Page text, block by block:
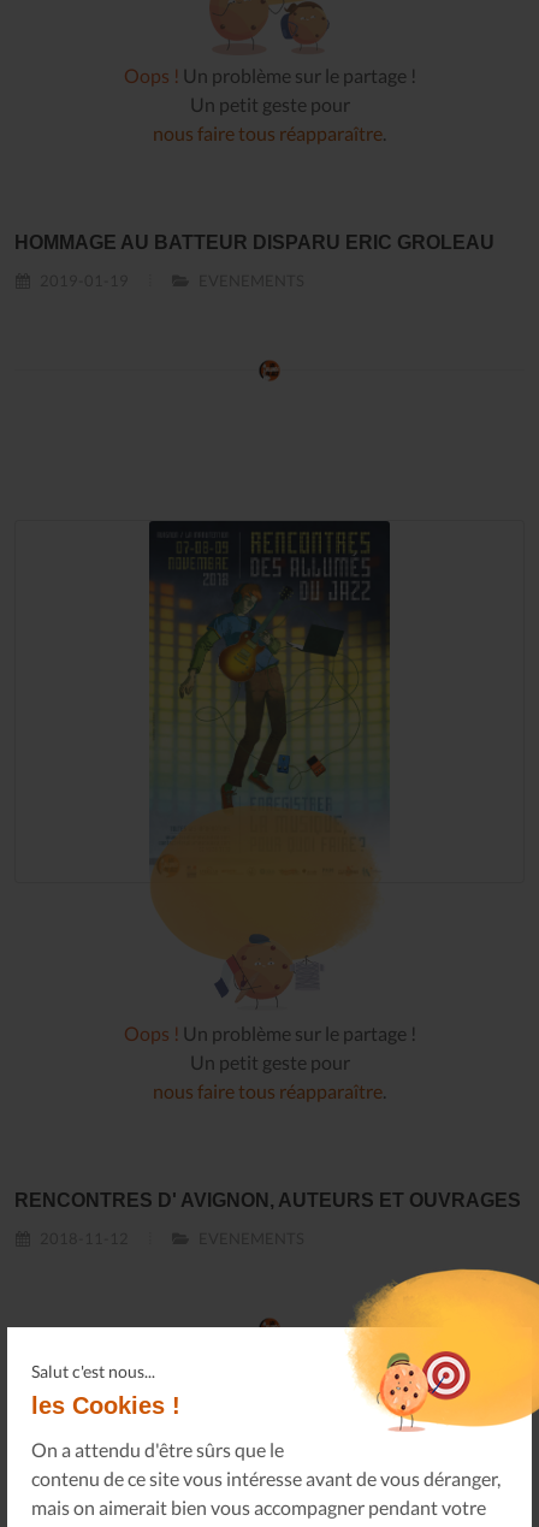
Salut c'est nous...
les Cookies !
On a attendu d'être sûrs que le
contenu de ce site vous intéresse avant de vous déranger,
mais on aimerait bien vous accompagner pendant votre
Oops ! Un problème sur le partage !
Un petit geste pour
nous faire tous réapparaître
HOMMAGE AU BATTEUR DISPARU ERIC GROLEAU
Oops ! Un problème sur le partage !
Un petit geste pour
nous faire tous réapparaître.
RENCONTRES D' AVIGNON, AUTEURS ET OUVRAGES